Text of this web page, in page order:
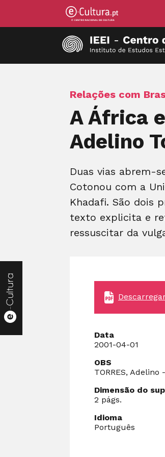
Relações com
A África
Adelino
Duas vias abrem-
Cotonou com a
Khadafi. São dois
texto explicita e
ressuscitar da
Data
2001-04-01
OBS
TORRES,
Dimensão do
2 págs.
Idioma
Português